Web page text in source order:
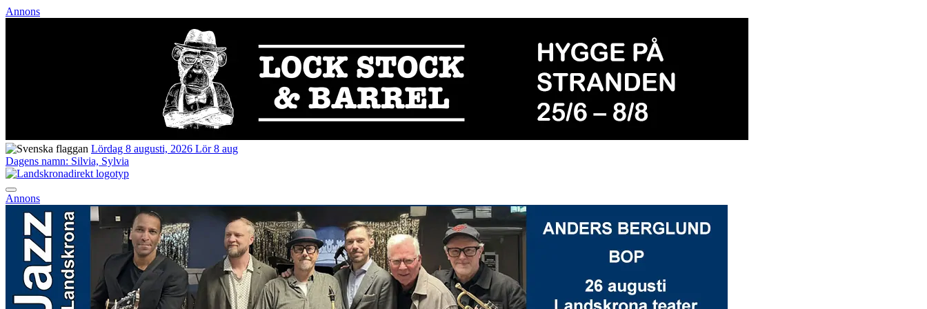
Annons
Lördag 8 augusti, 2026 Lör 8 aug
Dagens namn: Silvia, Sylvia
Annons